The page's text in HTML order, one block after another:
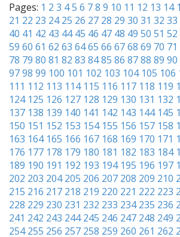
Pages: 1 2 3 45 6 78 9 10 11 12 13 14
21 22 23 24 25 26 27 28 29 30 31 32 33
40 41 42 43 44 45 46 47 48 49 50 51 52
59 60 61 62 63 6465 66 6768 69 70 71
78 79 80 81 82 83 8485 86 8788 89 90
9798 99 100 101 102 103 104 105 106
111 112 113 114 115 116 117 118 119
124 125 126 127 128 129 130 131 132
137 138 139 140 141 142 143 144 145
150 151 152 153 154 155 156 157 158
163 164 165 166 167 168 169 170 171
176 177 178 179 180 181 182 183 184
189 190 191 192 193 194 195 196 197
202 203 204 205 206 207 208 209 210
215 216 217 218 219 220 221 222 223
228 229 230 231 232 233 234 235 236
241 242 243 244 245 246 247 248 249
254 255 256 257 258 259 260 261 262